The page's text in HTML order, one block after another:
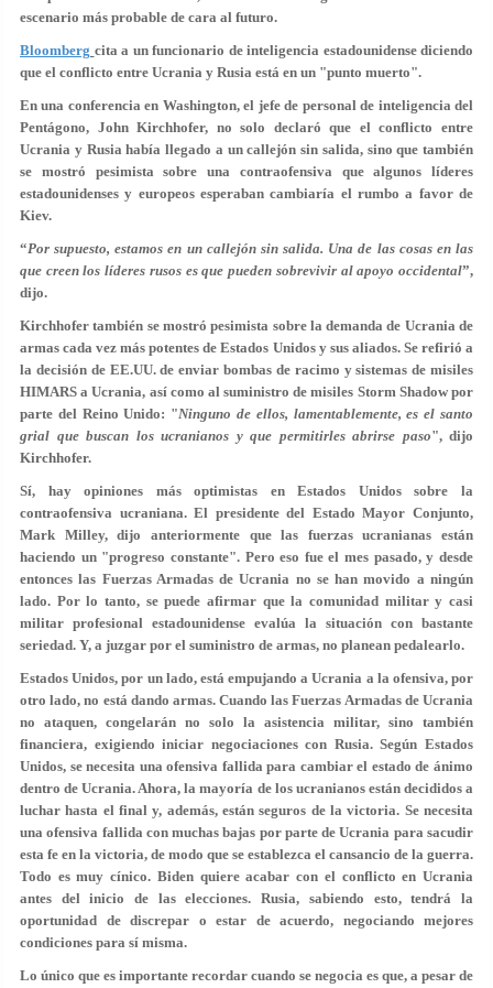
escenario más probable de cara al futuro.
Bloomberg cita a un funcionario de inteligencia estadounidense diciendo
que el conflicto entre Ucrania y Rusia está en un "punto muerto".
En una conferencia en Washington, el jefe de personal de inteligencia del
Pentágono, John Kirchhofer, no solo declaró que el conflicto entre
Ucrania y Rusia había llegado a un callejón sin salida, sino que también
se mostró pesimista sobre una contraofensiva que algunos líderes
estadounidenses y europeos esperaban cambiaría el rumbo a favor de
Kiev.
“Por supuesto, estamos en un callejón sin salida. Una de las cosas en las
que creen los líderes rusos es que pueden sobrevivir al apoyo occidental”,
dijo.
Kirchhofer también se mostró pesimista sobre la demanda de Ucrania de
armas cada vez más potentes de Estados Unidos y sus aliados. Se refirió a
la decisión de EE.UU. de enviar bombas de racimo y sistemas de misiles
HIMARS a Ucrania, así como al suministro de misiles Storm Shadow por
parte del Reino Unido: "Ninguno de ellos, lamentablemente, es el santo
grial que buscan los ucranianos y que permitirles abrirse paso", dijo
Kirchhofer.
Sí, hay opiniones más optimistas en Estados Unidos sobre la
contraofensiva ucraniana. El presidente del Estado Mayor Conjunto,
Mark Milley, dijo anteriormente que las fuerzas ucranianas están
haciendo un "progreso constante". Pero eso fue el mes pasado, y desde
entonces las Fuerzas Armadas de Ucrania no se han movido a ningún
lado. Por lo tanto, se puede afirmar que la comunidad militar y casi
militar profesional estadounidense evalúa la situación con bastante
seriedad. Y, a juzgar por el suministro de armas, no planean pedalearlo.
Estados Unidos, por un lado, está empujando a Ucrania a la ofensiva, por
otro lado, no está dando armas. Cuando las Fuerzas Armadas de Ucrania
no ataquen, congelarán no solo la asistencia militar, sino también
financiera, exigiendo iniciar negociaciones con Rusia. Según Estados
Unidos, se necesita una ofensiva fallida para cambiar el estado de ánimo
dentro de Ucrania. Ahora, la mayoría de los ucranianos están decididos a
luchar hasta el final y, además, están seguros de la victoria. Se necesita
una ofensiva fallida con muchas bajas por parte de Ucrania para sacudir
esta fe en la victoria, de modo que se establezca el cansancio de la guerra.
Todo es muy cínico. Biden quiere acabar con el conflicto en Ucrania
antes del inicio de las elecciones. Rusia, sabiendo esto, tendrá la
oportunidad de discrepar o estar de acuerdo, negociando mejores
condiciones para sí misma.
Lo único que es importante recordar cuando se negocia es que, a pesar de